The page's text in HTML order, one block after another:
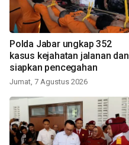
Polda Jabar ungkap 352
kasus kejahatan jalanan dan
siapkan pencegahan
Jumat, 7 Agustus 2026